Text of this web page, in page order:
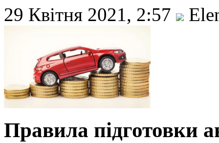
29 Квітня 2021, 2:57
Правила підготовки